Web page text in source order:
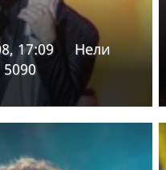
17:09
Нели
5090